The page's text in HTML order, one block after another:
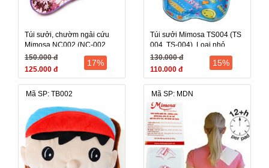
Túi sưởi, chườm ngải cứu
Mimosa NC002 (NC-002,
NC 002), 18cm x 27cm, Sưởi
ấm, Giảm đau, Thư giãn
150.000 đ
125.000 đ
17%
Túi sưởi Mimosa TS004 (TS
004, TS-004), Loại nhỏ,
18cm x 22cm, giảm đau, thư
130.000 đ
110.000 đ
15%
Mã SP: TB002 Mã SP: MDN